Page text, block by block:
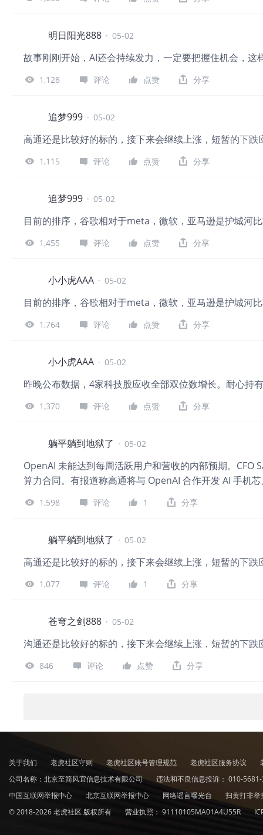
明日阳光888 · 05-02
故事刚刚开始，AI还会持续发力，一定要把握住机会，这
1,128 评论 点赞 分享
追梦999 · 05-02
高通还是比较好的标的，接下来会继续上涨，短暂的下
1,115 评论 点赞 分享
追梦999 · 05-02
目前的排序，谷歌相对于meta，微软，亚马逊是护城河
1,455 评论 点赞 分享
小小虎AAA · 05-02
目前的排序，谷歌相对于meta，微软，亚马逊是护城河
1,764 评论 点赞 分享
小小虎AAA · 05-02
昨晚公布数据，4家科技股应收全部双位数增长。耐心持
1,370 评论 点赞 分享
躺平躺到地狱了 · 05-02
OpenAI 未能达到每周活跃用户和营收的内部预期。
算力合同。有报道称高通将与 OpenAI 合作开发 AI 手机
1,598 评论 1 分享
躺平躺到地狱了 · 05-02
高通还是比较好的标的，接下来会继续上涨，短暂的下
1,077 评论 1 分享
苍穹之剑888 · 05-02
沟通还是比较好的标的，接下来会继续上涨，短暂的下
846 评论 点赞 分享
关于我们 老虎社区守则 老虎社区账号管理规范 老虎社区服务协议
公司名称：北京至简风宜信息技术有限公司
违法和不良信息投诉： 010-
中国互联网举报中心
北京互联网举报中心 网络谣言曝光台
扫黄打非
© 2018-2026 老虎社区 版权所有
营业执照： 91110105MA01A4U55R